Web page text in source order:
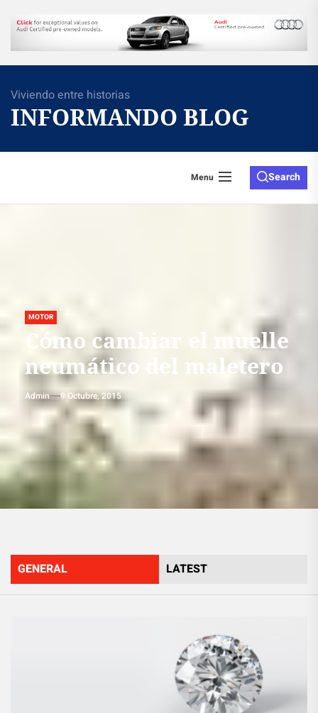
Skip
the
Viviendo entre historias
INFORMANDO BLOG
Menu Search
MOTOR
Cómo cambiar el muelle
neumático del maletero
Admin 9 Octubre, 2015
GENERAL LATEST